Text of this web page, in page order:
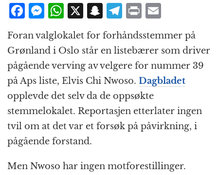
F
c
e
b
o
o
k
M
e
ss
e
n
g
e
r
W
h
at
s
A
p
p
X S
n
a
p
c
h
at
T
el
e
g
r
a
m
P
n
t
ai
l
Foran valglokalet for forhåndsstemmer på
Grønland i Oslo står en listebærer som driver
pågående verving av velgere for nummer 39
på Aps liste, Elvis Chi Nwoso. Dagbladet
opplevde det selv da de oppsøkte
stemmelokalet. Reportasjen etterlater ingen
tvil om at det var et forsøk på påvirkning, i
pågående forstand.
Men Nwoso har ingen motforestillinger.